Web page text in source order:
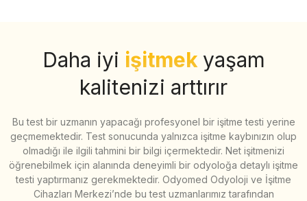
Daha iyi işitmek yaşam
kalitenizi arttırır
Bu test bir uzmanın yapacağı profesyonel bir işitme testi yerine
geçmemektedir. Test sonucunda yalnızca işitme kaybınızın olup
olmadığı ile ilgili tahmini bir bilgi içermektedir. Net işitmenizi
öğrenebilmek için alanında deneyimli bir odyoloğa detaylı işitme
testi yaptırmanız gerekmektedir. Odyomed Odyoloji ve İşitme
Cihazları Merkezi’nde bu test uzmanlarımız tarafından